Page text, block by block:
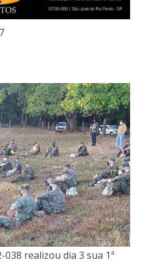
realizou dia 3 sua 1ª